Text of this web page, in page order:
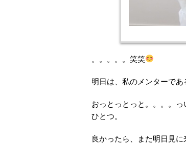
。。。。。笑笑
明日は、私のメンターであ
おっとっとっと。。。。
ひとつ。
良かったら、また明日見に